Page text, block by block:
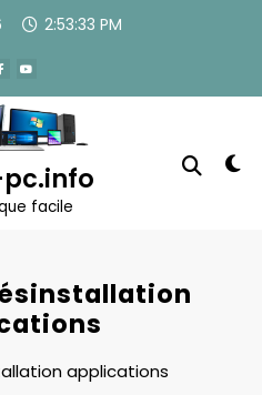
2:53:33 PM
facile
applications